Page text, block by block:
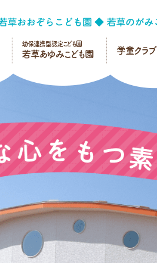
幼保連携型認定こども園
若草あゆみこども園 学童クラブ